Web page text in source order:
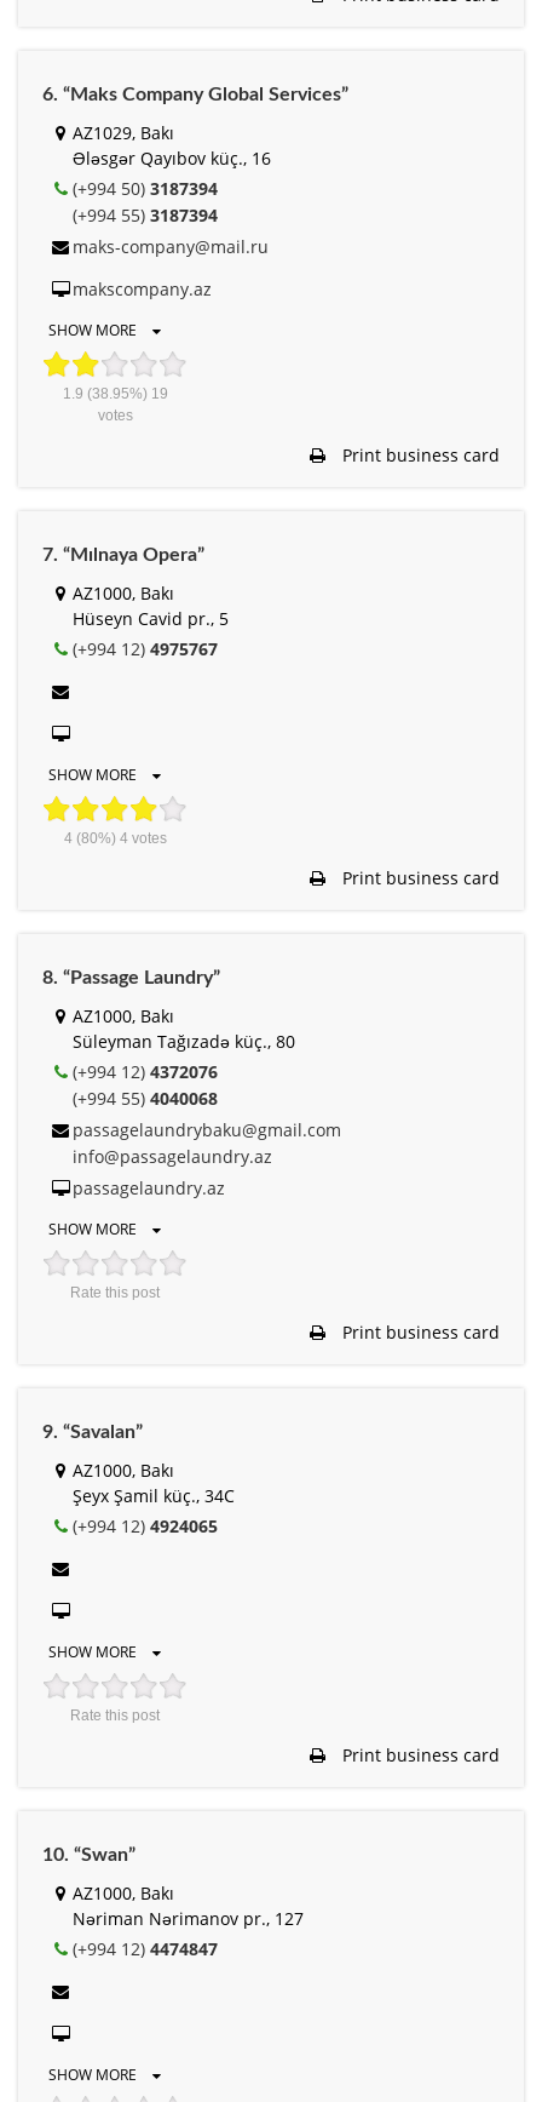
6. “Maks Company Global Services”
AZ1029, Bakı
Ələsgər Qayıbov küç., 16
(+994 50) 3187394
(+994 55) 3187394
maks-company@mail.ru
makscompany.az
SHOW MORE
1.9 (38.95%) 19
votes
Print business card
7. “Mılnaya Opera”
AZ1000, Bakı
Hüseyn Cavid pr., 5
(+994 12) 4975767
SHOW MORE
4(80%) 4votes
Print business card
8. “Passage Laundry”
AZ1000, Bakı
Süleyman Tağızadə küç., 80
(+994 12) 4372076
(+994 55) 4040068
passagelaundrybaku@gmail.com
info@passagelaundry.az
passagelaundry.az
SHOW MORE
Rate this post
Print business card
9. “Savalan”
AZ1000, Bakı
Şeyx Şamil küç., 34C
(+994 12) 4924065
SHOW MORE
Rate this post
Print business card
10. “Swan”
AZ1000, Bakı
Nəriman Nərimanov pr., 127
(+994 12) 4474847
SHOW MORE